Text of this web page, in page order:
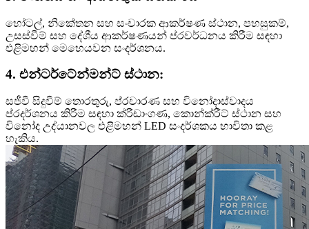
හෝටල්, නිකේතන සහ සංචාරක ආකර්ෂණ ස්ථාන, පහසුකම්,
උසස්වීම් සහ දේශීය ආකර්ෂණයන් ප්රවර්ධනය කිරීම සඳහා
එළිමහන් මෙහෙයවන සංදර්ශනය.
4. එන්ටර්ටේන්මන්ට් ස්ථාන:
සජීවී සිදුවීම් තොරතුරු, ප්රචාරණ සහ විනෝදාස්වාදය
ප්රදර්ශනය කිරීම සඳහා ක්රීඩාංගණ, කොන්ක්රීට් ස්ථාන සහ
විනෝද උද්යානවල එළිමහන් LED සංදර්ශකය භාවිතා කළ
හැකිය.